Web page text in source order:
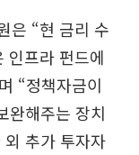
은 “현 금리 수
인프라 펀드에
“정책자금이
완해주는 장치
추가 투자자